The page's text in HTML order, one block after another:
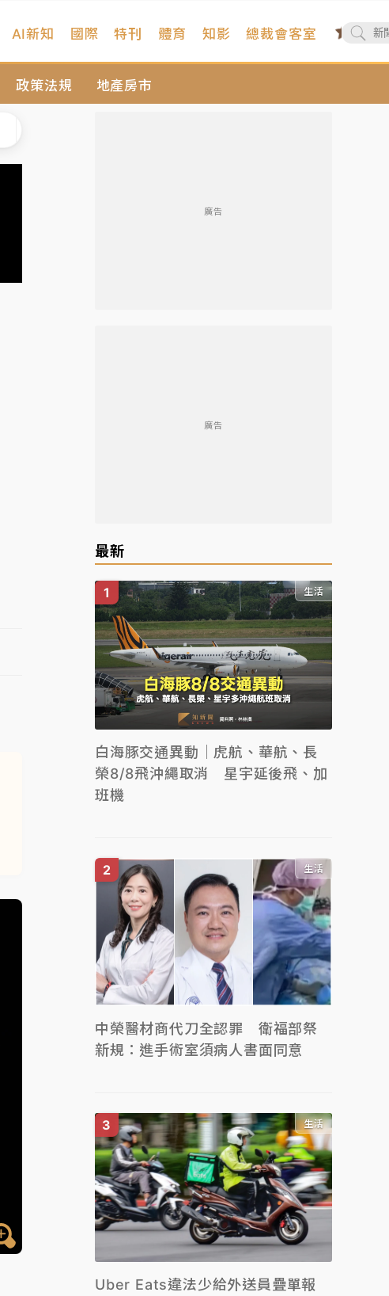
政策法規 地產房市
AI新知 國際 特刊 體育 知影 總裁會客室
廣告
廣告
最新
生活
白海豚交通異動｜虎航、華航、長
榮8/8飛沖繩取消 星宇延後飛、加
班機
生活
中榮醫材商代刀全認罪 衛福部祭
新規：進手術室須病人書面同意
生活
Uber Eats違法少給外送員疊單報